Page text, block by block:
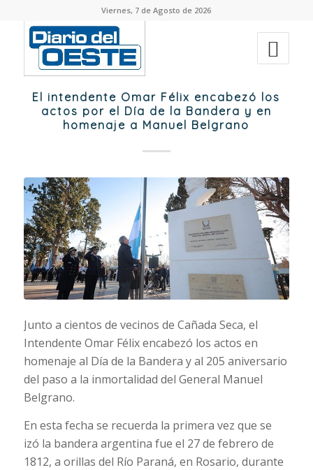
Viernes, 7 de Agosto de 2026
El intendente Omar Félix encabezó los
actos por el Día de la Bandera y en
homenaje a Manuel Belgrano
Junto a cientos de vecinos de Cañada Seca, el
Intendente Omar Félix encabezó los actos en
homenaje al Día de la Bandera y al 205 aniversario
del paso a la inmortalidad del General Manuel
Belgrano.
En esta fecha se recuerda la primera vez que se
izó la bandera argentina fue el 27 de febrero de
1812, a orillas del Río Paraná, en Rosario, durante